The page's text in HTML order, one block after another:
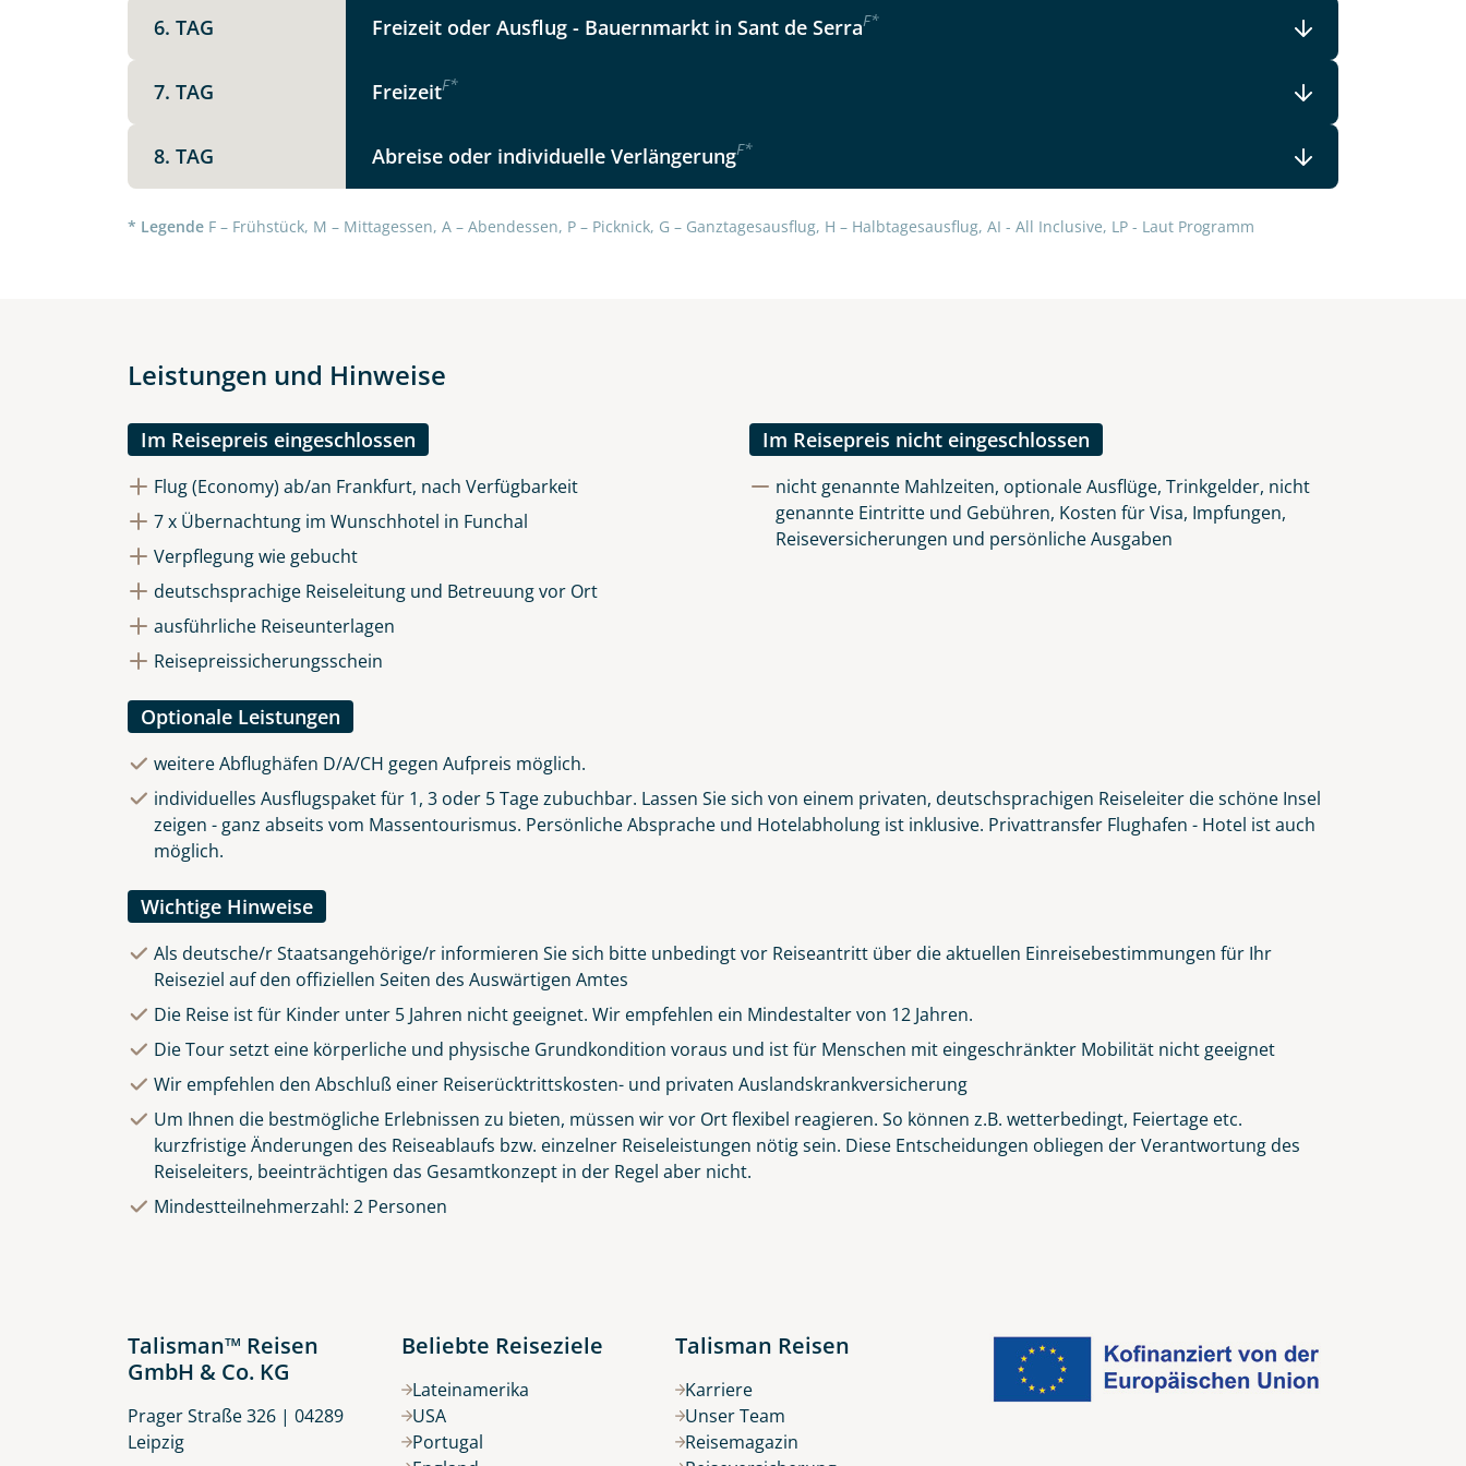
Küste von Madeira nahe Santana
© Rulan - stock.adobe.com
6. TAG Freizeit oder Ausflug - Bauernmarkt in Sant de SerraF*
7. TAG FreizeitF*
8. TAG Abreise oder individuelle VerlängerungF*
* Legende F – Frühstück, M – Mittagessen, A – Abendessen, P – Picknick, G – Ganztagesausflug, H – Halbtagesausflug, AI - All Inclusive, LP - Laut Programm
Leistungen und Hinweise
Im Reisepreis eingeschlossen
Flug (Economy) ab/an Frankfurt, nach Verfügbarkeit
7 x Übernachtung im Wunschhotel in Funchal
Verpflegung wie gebucht
deutschsprachige Reiseleitung und Betreuung vor Ort
ausführliche Reiseunterlagen
Reisepreissicherungsschein
Im Reisepreis nicht eingeschlossen
nicht genannte Mahlzeiten, optionale Ausflüge, Trinkgelder, nicht
genannte Eintritte und Gebühren, Kosten für Visa, Impfungen,
Reiseversicherungen und persönliche Ausgaben
Optionale Leistungen
weitere Abflughäfen D/A/CH gegen Aufpreis möglich.
individuelles Ausflugspaket für 1, 3 oder 5 Tage zubuchbar. Lassen Sie sich von einem privaten, deutschsprachigen Reiseleiter die schöne Insel
zeigen - ganz abseits vom Massentourismus. Persönliche Absprache und Hotelabholung ist inklusive. Privattransfer Flughafen - Hotel ist auch
möglich.
Wichtige Hinweise
Als deutsche/r Staatsangehörige/r informieren Sie sich bitte unbedingt vor Reiseantritt über die aktuellen Einreisebestimmungen für Ihr
Reiseziel auf den offiziellen Seiten des Auswärtigen Amtes
Die Reise ist für Kinder unter 5 Jahren nicht geeignet. Wir empfehlen ein Mindestalter von 12 Jahren.
Die Tour setzt eine körperliche und physische Grundkondition voraus und ist für Menschen mit eingeschränkter Mobilität nicht geeignet
Wir empfehlen den Abschluß einer Reiserücktrittskosten- und privaten Auslandskrankversicherung
Um Ihnen die bestmögliche Erlebnissen zu bieten, müssen wir vor Ort flexibel reagieren. So können z.B. wetterbedingt, Feiertage etc.
kurzfristige Änderungen des Reiseablaufs bzw. einzelner Reiseleistungen nötig sein. Diese Entscheidungen obliegen der Verantwortung des
Reiseleiters, beeinträchtigen das Gesamtkonzept in der Regel aber nicht.
Mindestteilnehmerzahl: 2 Personen
Datenschutz & Transparenz ist uns sehr wichtig!
Die Anfrage wird via SSL verschlüsselt an unseren Server geschickt. Mit Absenden des Formulars, erklären Sie, dass Sie die
Talisman™ Reisen
GmbH & Co. KG
Prager Straße 326 | 04289
Leipzig
Beliebte Reiseziele
Lateinamerika
USA
Portugal
Talisman Reisen
Karriere
Unser Team
Reisemagazin